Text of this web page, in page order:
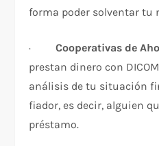
forma poder solventar tu
·Cooperativas de
prestan dinero con
análisis de tu situación
fiador, es decir, alguien
préstamo.